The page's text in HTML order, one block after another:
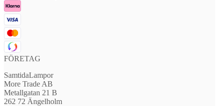
FÖRETAG
SamtidaLampor
More Trade AB
Metallgatan 21 B
262 72 Ängelholm